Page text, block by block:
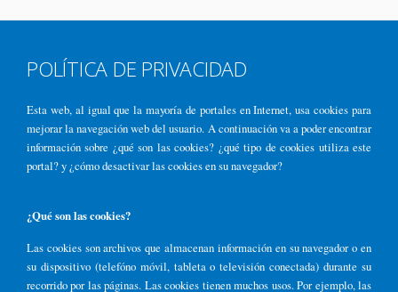
POLÍTICA DE PRIVACIDAD
Esta web, al igual que la mayoría de portales en Internet, usa cookies para
mejorar la navegación web del usuario. A continuación va a poder encontrar
información sobre ¿qué son las cookies? ¿qué tipo de cookies utiliza este
portal? y ¿cómo desactivar las cookies en su navegador?
¿Qué son las cookies?
Las cookies son archivos que almacenan información en su navegador o en
su dispositivo (telefóno móvil, tableta o televisión conectada) durante su
recorrido por las páginas. Las cookies tienen muchos usos. Por ejemplo, las